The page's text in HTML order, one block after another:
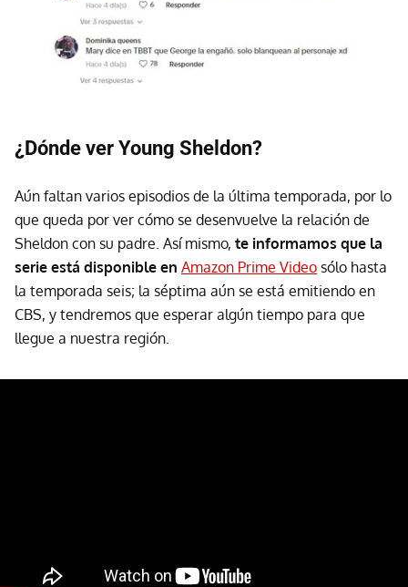
¿Dónde ver Young Sheldon?
Aún faltan varios episodios de la última temporada, por lo
que queda por ver cómo se desenvuelve la relación de
Sheldon con su padre. Así mismo, te informamos que la
serie está disponible en Amazon Prime Video sólo hasta
la temporada seis; la séptima aún se está emitiendo en
CBS, y tendremos que esperar algún tiempo para que
llegue a nuestra región.